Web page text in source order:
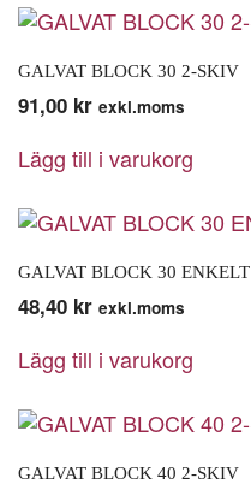
GALVAT BLOCK 30 2-SKIV
91,00 kr exkl.moms
Lägg till i varukorg
GALVAT BLOCK 30 ENKELT
48,40 kr exkl.moms
Lägg till i varukorg
GALVAT BLOCK 40 2-SKIV